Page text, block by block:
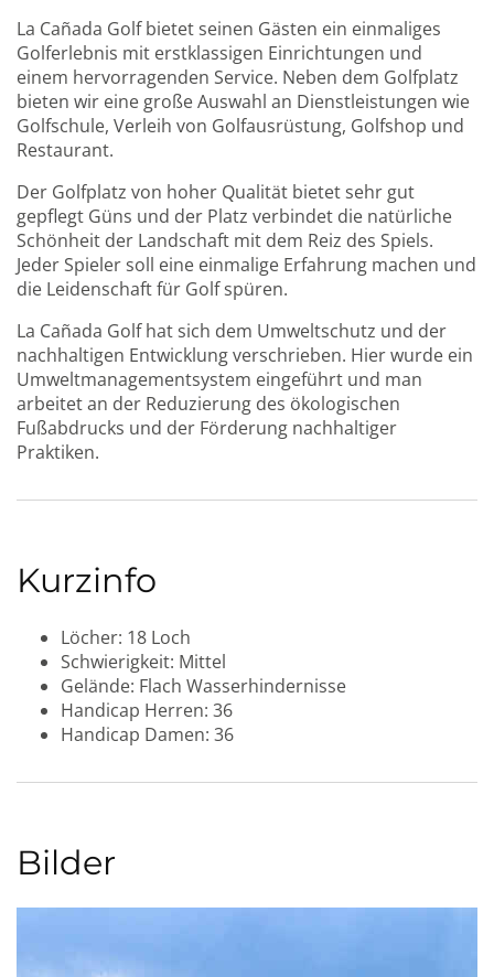
La Cañada Golf bietet seinen Gästen ein einmaliges
Golferlebnis mit erstklassigen Einrichtungen und
einem hervorragenden Service. Neben dem Golfplatz
bieten wir eine große Auswahl an Dienstleistungen wie
Golfschule, Verleih von Golfausrüstung, Golfshop und
Restaurant.
Der Golfplatz von hoher Qualität bietet sehr gut
gepflegt Güns und der Platz verbindet die natürliche
Schönheit der Landschaft mit dem Reiz des Spiels.
Jeder Spieler soll eine einmalige Erfahrung machen und
die Leidenschaft für Golf spüren.
La Cañada Golf hat sich dem Umweltschutz und der
nachhaltigen Entwicklung verschrieben. Hier wurde ein
Umweltmanagementsystem eingeführt und man
arbeitet an der Reduzierung des ökologischen
Fußabdrucks und der Förderung nachhaltiger
Praktiken.
Kurzinfo
Löcher: 18 Loch
Schwierigkeit: Mittel
Gelände: Flach Wasserhindernisse
Handicap Herren: 36
Handicap Damen: 36
Bilder